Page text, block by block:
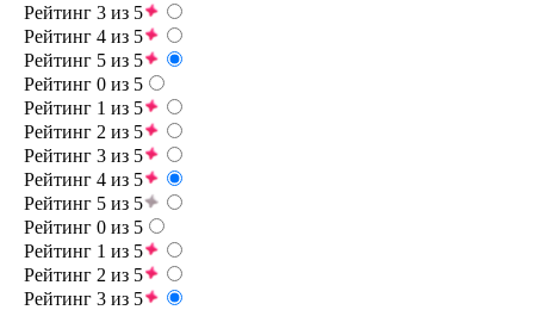
Рейтинг 3 из 5
Рейтинг 4 из 5
Рейтинг 5 из 5
Рейтинг 0 из 5
Рейтинг 1 из 5
Рейтинг 2 из 5
Рейтинг 3 из 5
Рейтинг 4 из 5
Рейтинг 5 из 5
Рейтинг 0 из 5
Рейтинг 1 из 5
Рейтинг 2 из 5
Рейтинг 3 из 5